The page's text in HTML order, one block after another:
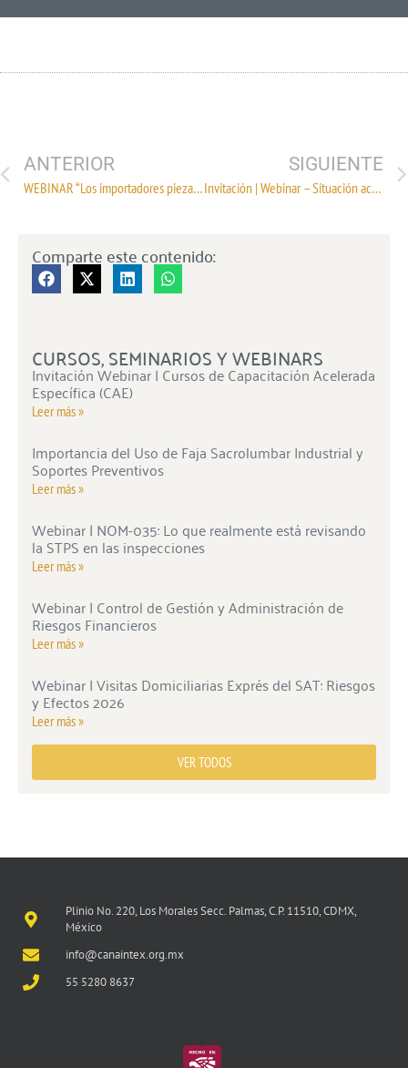
ANTERIOR
WEBINAR “Los importadores pieza clave en la implementación de las estrategias logísticas para el despacho expedito de mercancías en el puerto de Manzanillo”
SIGUIENTE
Invitación | Webinar – Situación actual y beneficios de la energía solar en el sector Industrial
Comparte este contenido:
CURSOS, SEMINARIOS Y WEBINARS
Invitación Webinar | Cursos de Capacitación Acelerada
Específica (CAE)
Leer más »
Importancia del Uso de Faja Sacrolumbar Industrial y
Soportes Preventivos
Leer más »
Webinar | NOM-035: Lo que realmente está revisando
la STPS en las inspecciones
Leer más »
Webinar | Control de Gestión y Administración de
Riesgos Financieros
Leer más »
Webinar | Visitas Domiciliarias Exprés del SAT: Riesgos
y Efectos 2026
Leer más »
VER TODOS
Plinio No. 220, Los Morales Secc. Palmas, C.P. 11510, CDMX,
México
info@canaintex.org.mx
55 5280 8637